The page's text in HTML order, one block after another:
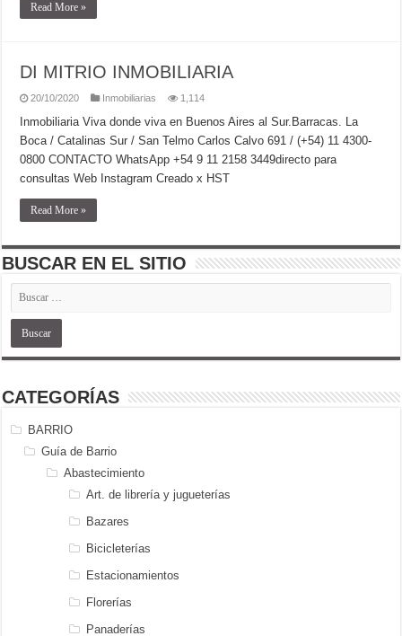
Read More »
DI MITRIO INMOBILIARIA
20/10/2020 Inmobiliarias 1,114
Inmobiliaria Viva donde viva en Buenos Aires al Sur.Barracas. La
Boca / Catalinas Sur / San Telmo Carlos Calvo 691 / (+54) 11 4300-
0800 CONTACTO WhatsApp +54 9 11 2158 3449directo para
consultas Web Instagram Creado x HST
Read More »
BUSCAR EN EL SITIO
CATEGORÍAS
BARRIO
Guía de Barrio
Abastecimiento
Art. de librería y jugueterías
Bazares
Bicicleterías
Estacionamientos
Florerías
Panaderías